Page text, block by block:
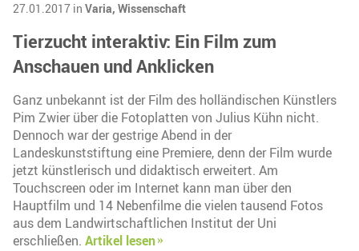
27.01.2017 in Varia, Wissenschaft
Tierzucht interaktiv: Ein Film zum
Anschauen und Anklicken
Ganz unbekannt ist der Film des holländischen Künstlers
Pim Zwier über die Fotoplatten von Julius Kühn nicht.
Dennoch war der gestrige Abend in der
Landeskunststiftung eine Premiere, denn der Film wurde
jetzt künstlerisch und didaktisch erweitert. Am
Touchscreen oder im Internet kann man über den
Hauptfilm und 14 Nebenfilme die vielen tausend Fotos
aus dem Landwirtschaftlichen Institut der Uni
erschließen. Artikel lesen